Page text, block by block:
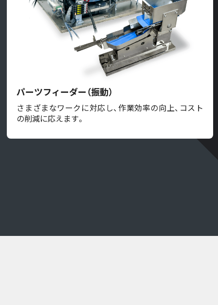
パーツフィーダー（振動）
さまざまなワークに対応し、作業効率の向上、コスト
の削減に応えます。